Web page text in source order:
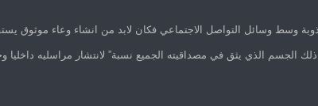
وسط وسائل التواصل الاجتماعي فكان لابد من انشاء وعاء موثوق
الجسم الذي يثق في مصداقيته الجميع نسبة” لانتشار مراسليه داخليا